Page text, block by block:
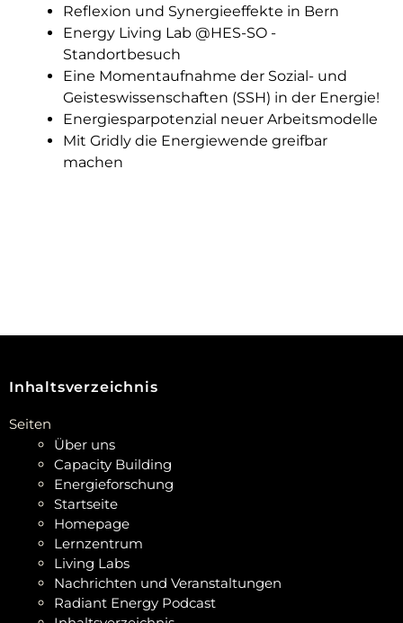
Reflexion und Synergieeffekte in Bern
Energy Living Lab @HES-SO -
Standortbesuch
Eine Momentaufnahme der Sozial- und
Geisteswissenschaften (SSH) in der Energie!
Energiesparpotenzial neuer Arbeitsmodelle
Mit Gridly die Energiewende greifbar
machen
Inhaltsverzeichnis
Seiten
Über uns
Capacity Building
Energieforschung
Startseite
Homepage
Lernzentrum
Living Labs
Nachrichten und Veranstaltungen
Radiant Energy Podcast